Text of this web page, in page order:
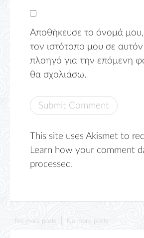
Αποθήκευσε το όνομά μου,
τον ιστότοπο μου σε
πλοηγό για την επόμενη
θα σχολιάσω.
This site uses Akismet to
Learn how your comment
processed.
No more posts No more posts